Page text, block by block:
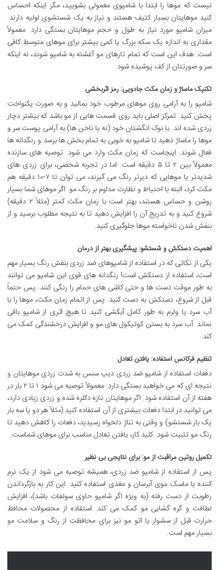
نیست که موها را ابتدا با شامپوی معمولی بشویید، مگر اینکه احساس
کنید موهایتان بسیار کثیف هستند و نیاز به یک شستشوی اولیه دارند.
میزان شامپو مورد نیاز به طول و حجم موهایتان بستگی دارد. معمولاً
مقداری به اندازه یک سکه بزرگ یا کمی بیشتر برای موهای متوسط کافی
است. هدف این است که تمام تارهای مو آغشته به شامپو شوند، نه اینکه
سر و صورتتان از کف پوشیده شود.
تکنیک ماساژ و زمان مکث جادویی: رمز اثربخشی
شامپو را به آرامی روی موهای مرطوب خود بمالید و به صورت یکنواخت
پخش کنید. تمرکز اصلی باید روی قسمت هایی از مو باشد که بیشتر دچار
زردی شده اند. با نوک انگشتان خود (نه با ناخن ها) به آرامی پوست سر و
موها را ماساژ دهید تا شامپو به خوبی به تمام بخش ها برسد و رنگدانه ها
فعال شوند. اینجاست که زمان مکث وارد می شود. توصیه های سازنده
معمولاً بین ۲ تا ۵ دقیقه است. اما در تجربه شخصی، برای زردی های
شدیدتر یا موهایی که دیرتر رنگ می گیرند، می توان تا ۷-۱۰ دقیقه هم
مکث کرد، البته با احتیاط و نظارت مداوم بر رنگ مو. اگر موهای شما بسیار
روشن و حساس هستند، بهتر است با زمان مکث کمتر (مثلاً ۲ دقیقه)
شروع کنید و به تدریج آن را افزایش دهید تا به نتیجه مطلوب برسید و از
بنفش شدن ناخواسته موها جلوگیری کنید.
اهمیت دستکش و شستشو: پیشگیری بهتر از درمان
یکی از نکاتی که در استفاده از شامپوهای ضد زردی بنفش رنگ بسیار مهم
است، استفاده از دستکش است! رنگدانه های قوی این شامپو می توانند
به طور موقت دست ها و حتی کاشی های حمام را رنگی کنند. پس حتماً
قبل از شروع، دستکش به دست کنید. پس از اتمام زمان مکث، موها را با
آب سرد یا ولرم به طور کامل آبکشی کنید تا هیچ اثری از شامپو باقی
نماند. آب سرد به بستن کوتیکول های مو و افزایش درخشندگی کمک می
کند.
تنظیم فرکانس استفاده: یافتن تعادل
دفعات استفاده از شامپو ضد زردی دیپ سنس به شدت زردی موهایتان و
نتیجه ای که می خواهید بستگی دارد. معمولاً توصیه می شود ۱ تا ۲ بار در
هفته از آن استفاده شود. اگر موهایتان تازه دکلره شده و زردی زیادی دارد،
می توانید در ابتدا دفعات بیشتری از آن استفاده کنید (مثلاً هر دو یا سه بار
یک بار شستشو) و وقتی به تناژ دلخواه رسیدید، دفعات را کاهش دهید تا
رنگ مو تثبیت شود. کلید کار، یافتن تعادل مناسب برای موهای شماست.
تکمیل روتین مراقبت از مو: برای نتایجی بی نظیر
پس از استفاده از شامپو ضد زردی، همیشه توصیه می شود از یک نرم
کننده یا ماسک موی آبرسان و مغذی استفاده کنید. این کار به بازگرداندن
رطوبت از دست رفته (به ویژه اگر شامپو حاوی سولفات باشد)، افزایش
لطافت و گره گشایی مو کمک می کند. استفاده از محصولات محافظ
حرارت قبل از سشوار یا اتو مو نیز برای محافظت از رنگ و سلامت مو
بسیار مهم است.